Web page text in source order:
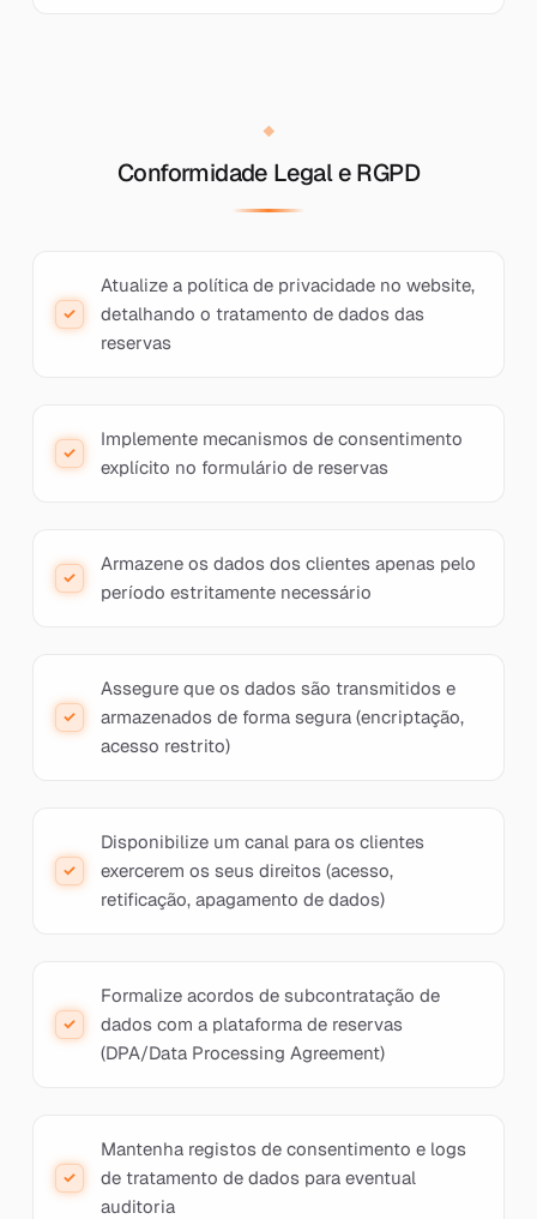
Conformidade Legal e RGPD
Atualize a política de privacidade no website,
detalhando o tratamento de dados das
reservas
Implemente mecanismos de consentimento
explícito no formulário de reservas
Armazene os dados dos clientes apenas pelo
período estritamente necessário
Assegure que os dados são transmitidos e
armazenados de forma segura (encriptação,
acesso restrito)
Disponibilize um canal para os clientes
exercerem os seus direitos (acesso,
retificação, apagamento de dados)
Formalize acordos de subcontratação de
dados com a plataforma de reservas
(DPA/Data Processing Agreement)
Mantenha registos de consentimento e logs
de tratamento de dados para eventual
auditoria